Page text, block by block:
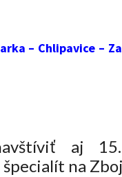
– Chlipavice –
aj
na